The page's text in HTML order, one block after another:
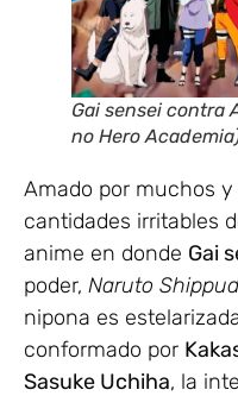
Gai sensei contra
no Hero
Amado por muchos
cantidades irritables
anime en donde Gai
poder, Naruto
nipona es
conformado por
Sasuke Uchiha, la